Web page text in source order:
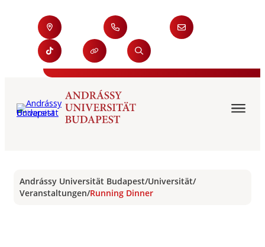
Andrássy Universität Budapest/Universität/
Veranstaltungen/Running Dinner